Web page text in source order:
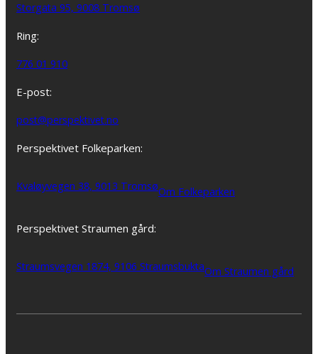
Storgata 95, 9008 Tromsø
Ring:
776 01 910
E-post:
post@perspektivet.no
Perspektivet Folkeparken:
Kvaløyvegen 38, 9013 TromsøOm Folkeparken
Perspektivet Straumen gård:
Straumsvegen 1874, 9106 StraumsbuktaOm Straumen gård